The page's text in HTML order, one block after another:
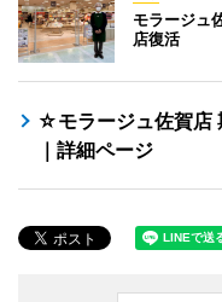
モラージュ
店復活
☆モラージュ佐賀店
｜詳細ページ